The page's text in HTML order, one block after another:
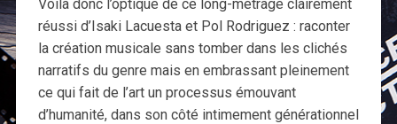
Voilà donc l’optique de ce long-métrage clairement
réussi d’Isaki Lacuesta et Pol Rodriguez : raconter
la création musicale sans tomber dans les clichés
narratifs du genre mais en embrassant pleinement
ce qui fait de l’art un processus émouvant
d’humanité, dans son côté intimement générationnel